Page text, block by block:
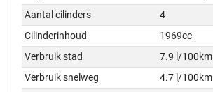
Aantal cilinders
4
Cilinderinhoud
1969cc
Verbruik stad
7.9 l/100km
Verbruik snelweg
4.7 l/100km